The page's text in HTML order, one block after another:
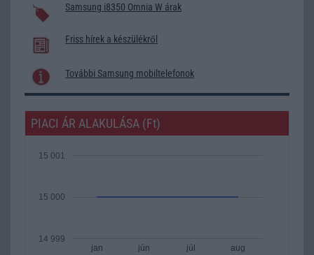
Samsung i8350 Omnia W árak
Friss hírek a készülékről
További Samsung mobiltelefonok
PIACI ÁR ALAKULÁSA (Ft)
jan jún júl aug
14 999
15 000
15 001